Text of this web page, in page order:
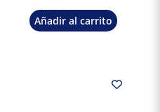
Añadir al carrito